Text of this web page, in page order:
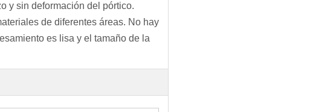
y sin deformación del pórtico.
de diferentes áreas. No hay
es lisa y el tamaño de la